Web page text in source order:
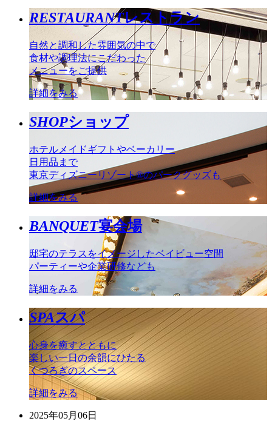
RESTAURANTレストラン
自然と調和した雰囲気の中で
食材や調理法にこだわった
メニューをご提供
詳細をみる
SHOPショップ
ホテルメイドギフトやベーカリー
日用品まで
東京ディズニーリゾート®のパークグッズも
詳細をみる
BANQUET宴会場
邸宅のテラスをイメージしたベイビュー空間
パーティーや企業研修なども
詳細をみる
SPAスパ
心身を癒すとともに
楽しい一日の余韻にひたる
くつろぎのスペース
詳細をみる
2025年05月06日